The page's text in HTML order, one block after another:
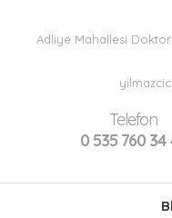
Adliye Mahallesi
Telefon
0 535 760 34